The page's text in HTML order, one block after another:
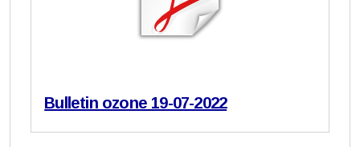
Bulletin ozone 19-07-2022